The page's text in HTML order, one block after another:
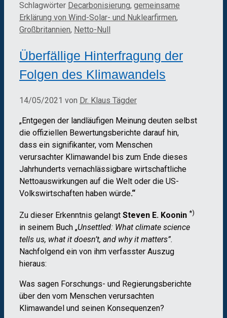
Schlagwörter Decarbonisierung, gemeinsame
Erklärung von Wind-Solar- und Nuklearfirmen,
Großbritannien, Netto-Null
Überfällige Hinterfragung der
Folgen des Klimawandels
14/05/2021 von Dr. Klaus Tägder
„Entgegen der landläufigen Meinung deuten selbst
die offiziellen Bewertungsberichte darauf hin,
dass ein signifikanter, vom Menschen
verursachter Klimawandel bis zum Ende dieses
Jahrhunderts vernachlässigbare wirtschaftliche
Nettoauswirkungen auf die Welt oder die US-
Volkswirtschaften haben würde.“
Zu dieser Erkenntnis gelangt Steven E. Koonin *)
in seinem Buch „Unsettled: What climate science
tells us, what it doesn’t, and why it matters”.
Nachfolgend ein von ihm verfasster Auszug
hieraus:
Was sagen Forschungs- und Regierungsberichte
über den vom Menschen verursachten
Klimawandel und seinen Konsequenzen?